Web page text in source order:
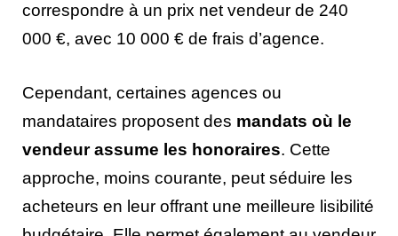
correspondre à un prix net vendeur de 240
000 €, avec 10 000 € de frais d’agence.
Cependant, certaines agences ou
mandataires proposent des mandats où le
vendeur assume les honoraires. Cette
approche, moins courante, peut séduire les
acheteurs en leur offrant une meilleure lisibilité